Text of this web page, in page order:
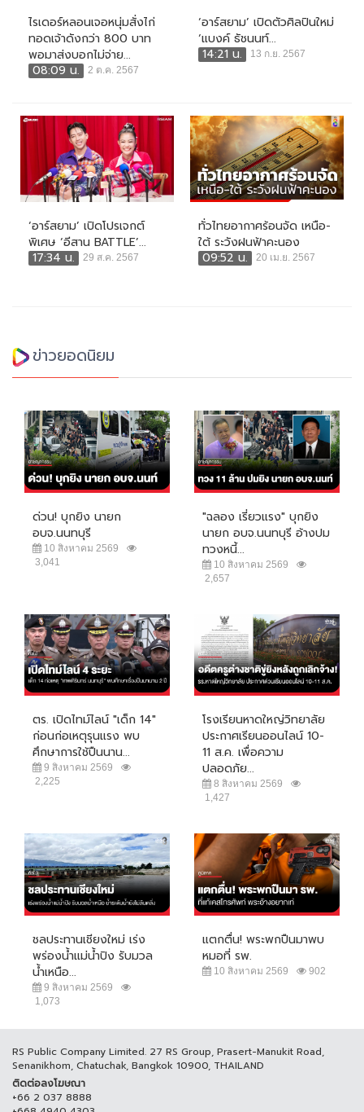
ไรเดอร์หลอนเจอหนุ่มสั่งไก่
ทอดเจ้าดังกว่า 800 บาท
พอมาส่งบอกไม่จ่าย...
08:09 น.
2 ต.ค. 2567
‘อาร์สยาม’ เปิดตัวศิลปินใหม่
‘แบงค์ ธัชนนท์...
14:21 น.
13 ก.ย. 2567
‘อาร์สยาม’ เปิดโปรเจกต์
พิเศษ ‘อีสาน BATTLE’...
17:34 น.
29 ส.ค. 2567
ทั่วไทยอากาศร้อนจัด เหนือ-
ใต้ ระวังฝนฟ้าคะนอง
09:52 น.
20 เม.ย. 2567
ข่าวยอดนิยม
ด่วน! บุกยิง นายก
อบจ.นนทบุรี
10 สิงหาคม 2569
3,041
"ฉลอง เรี่ยวแรง" บุกยิง
นายก อบจ.นนทบุรี อ้างปม
ทวงหนี้...
10 สิงหาคม 2569
2,657
ตร. เปิดไทม์ไลน์ "เด็ก 14"
ก่อนก่อเหตุรุนแรง พบ
ศึกษาการใช้ปืนนาน...
9 สิงหาคม 2569
2,225
โรงเรียนหาดใหญ่วิทยาลัย
ประกาศเรียนออนไลน์ 10-
11 ส.ค. เพื่อความ
ปลอดภัย...
8 สิงหาคม 2569
1,427
ชลประทานเชียงใหม่ เร่ง
พร่องน้ำแม่น้ำปิง รับมวล
น้ำเหนือ...
9 สิงหาคม 2569
1,073
แตกตื่น! พระพกปืนมาพบ
หมอที่ รพ.
10 สิงหาคม 2569 902
RS Public Company Limited. 27 RS Group, Prasert-Manukit Road,
Senanikhom, Chatuchak, Bangkok 10900, THAILAND
ติดต่อลงโฆษณา
+66 2 037 8888